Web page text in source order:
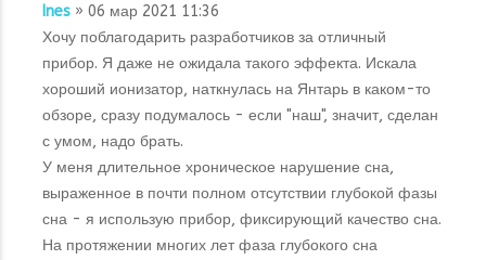
Ines » 06 мар 2021 11:36
Хочу поблагодарить разработчиков за отличный
прибор. Я даже не ожидала такого эффекта. Искала
хороший ионизатор, наткнулась на Янтарь в каком-то
обзоре, сразу подумалось - если "наш", значит, сделан
с умом, надо брать.
У меня длительное хроническое нарушение сна,
выраженное в почти полном отсутствии глубокой фазы
сна - я использую прибор, фиксирующий качество сна.
На протяжении многих лет фаза глубокого сна